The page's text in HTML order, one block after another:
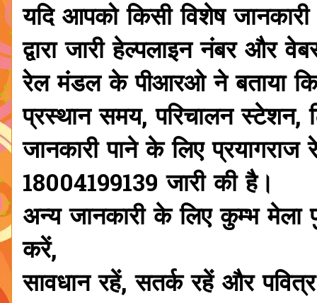
यदि आपको किसी विशेष
द्वारा जारी हेल्पलाइन नंबर और
रेल मंडल के पीआरओ ने बताया
प्रस्थान समय, परिचालन
जानकारी पाने के लिए
18004199139 जारी की है।
अन्य जानकारी के लिए कुम्भ
करें,
सावधान रहें, सतर्क रहें और